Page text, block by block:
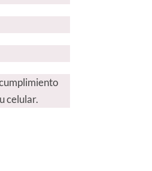
celular.